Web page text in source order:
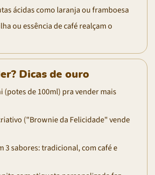
ácidas como laranja ou framboesa
ou essência de café realçam o
Dicas de ouro
(potes de 100ml) pra vender mais
("Brownie da Felicidade" vende
3 sabores: tradicional, com café e